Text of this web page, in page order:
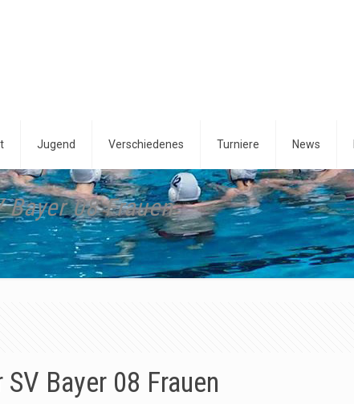
Jugend Verschiedenes Turniere News
08 Frauen
Bayer 08 Frauen